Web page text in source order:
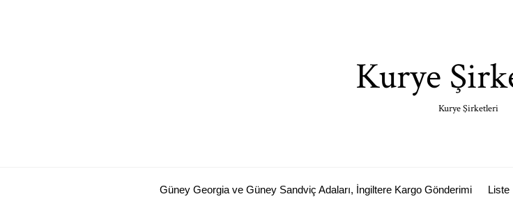
Kurye
Kurye Şirketleri
Güney Georgia ve Güney Sandviç Adaları, İngiltere Kargo Gönderimi Liste